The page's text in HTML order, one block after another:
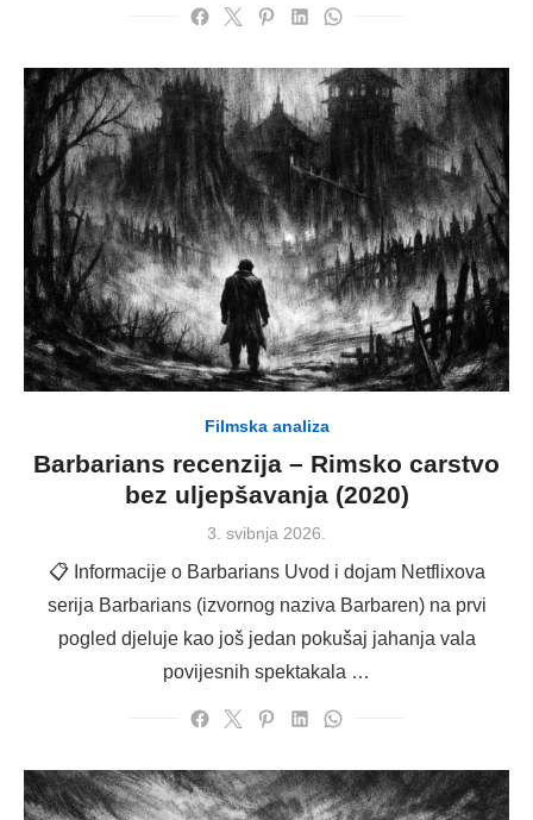
Filmska analiza
Barbarians recenzija – Rimsko carstvo
bez uljepšavanja (2020)
Posted
3. svibnja 2026.
📋 Informacije o Barbarians Uvod i dojam Netflixova
serija Barbarians (izvornog naziva Barbaren) na prvi
pogled djeluje kao još jedan pokušaj jahanja vala
povijesnih spektakala …